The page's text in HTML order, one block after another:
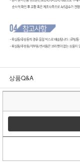
상품Q&A